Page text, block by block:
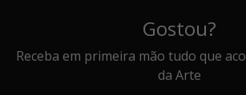
Gostou?
Receba em primeira mão tudo que
da Arte